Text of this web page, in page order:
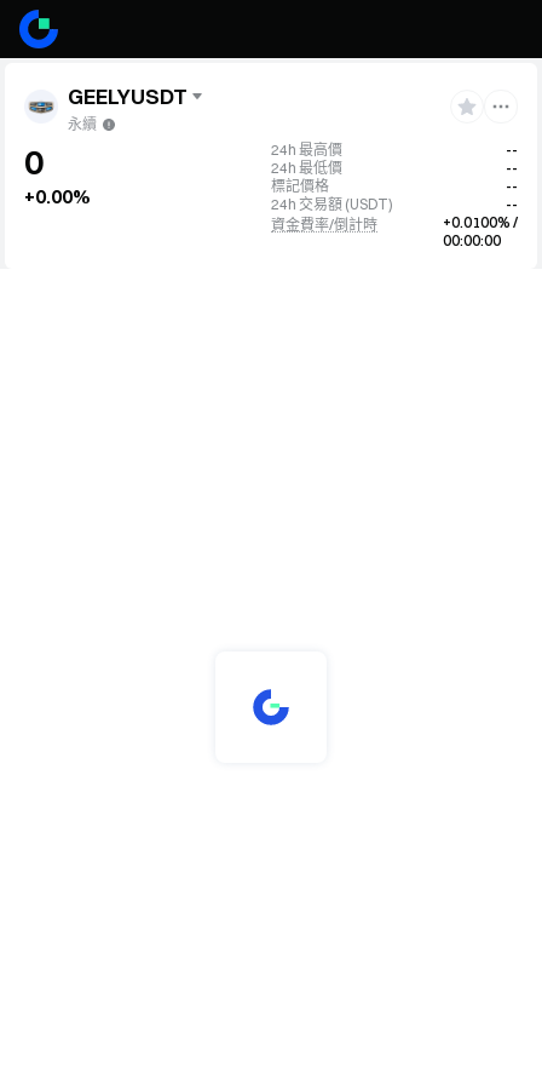
GEELYUSDT
永續
0
+0.00%
24h 最高價
--
24h 最低價
--
標記價格
--
24h 交易額 (USDT)
--
資金費率/倒計時
+0.0100% /
00:00:00